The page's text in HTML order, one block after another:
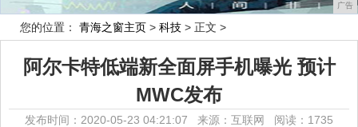
广告
您的位置： 青海之窗主页 > 科技 > 正文 >
阿尔卡特低端新全面屏手机曝光 预计
MWC发布
发布时间：2020-05-23 04:21:07 来源：互联网 阅读：1735